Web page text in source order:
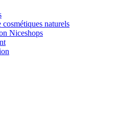
naturels
Niceshops